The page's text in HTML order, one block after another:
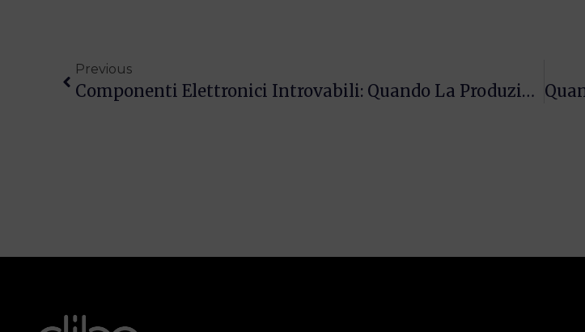
Previous
Componenti Elettronici Introvabili: Quando La Produzione Si Ferma (e Come Evitarlo)